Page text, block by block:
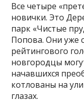
Все четыре
новички. Это
парк «Чистые
Попова. Они уже
рейтингового
новгородцы
начавшихся
котлованы на
глазах.